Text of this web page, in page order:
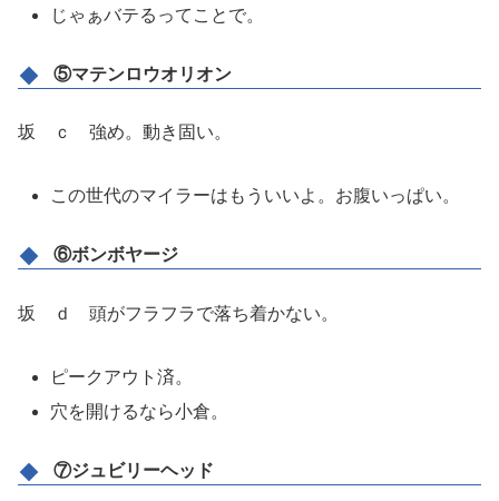
じゃぁバテるってことで。
⑤マテンロウオリオン
坂 ｃ 強め。動き固い。
この世代のマイラーはもういいよ。お腹いっぱい。
⑥ボンボヤージ
坂 ｄ 頭がフラフラで落ち着かない。
ピークアウト済。
穴を開けるなら小倉。
⑦ジュビリーヘッド